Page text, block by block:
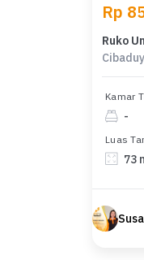
Rp
Kamar
-
Luas
73